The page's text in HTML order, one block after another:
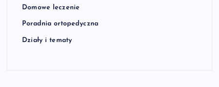
Domowe leczenie
Poradnia ortopedyczna
Działy i tematy